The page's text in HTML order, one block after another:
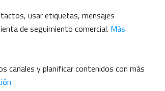
usar etiquetas, mensajes
de seguimiento comercial. Más
canales y planificar contenidos con más